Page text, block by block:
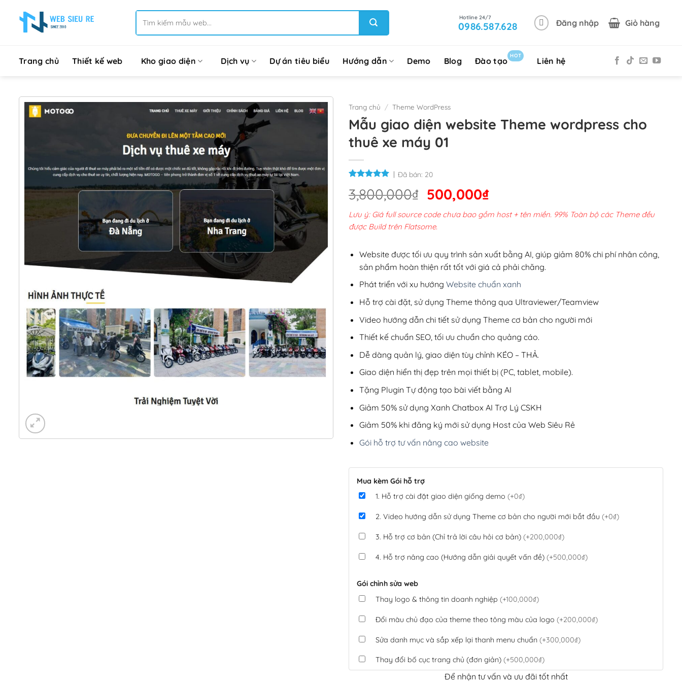
kiếm:
0986.587.628 Đăng nhập Giỏ hàng
Trang chủ Thiết kế web Kho giao diện Dịch vụ Dự án tiêu biểu Hướng dẫn Demo Blog Đào tạo
HOT
Liên hệ
Trang chủ / Theme WordPress
Mẫu giao diện website Theme wordpress cho
thuê xe máy 01
Đã bán: 20
3,800,000₫ Giá
gốc
là:
500,000₫Giá
hiện
tại
500,000₫.
Lưu ý: Giá full source code chưa bao gồm host + tên miền. 99% Toàn bộ các Theme đều
được Build trên Flatsome.
Website được tối ưu quy trình sản xuất bằng AI, giúp giảm 80% chi phí nhân công,
sản phẩm hoàn thiện rất tốt với giá cả phải chăng.
Phát triển với xu hướng Website chuẩn xanh
Hỗ trợ cài đặt, sử dụng Theme thông qua Ultraviewer/Teamview
Video hướng dẫn chi tiết sử dụng Theme cơ bản cho người mới
Thiết kế chuẩn SEO, tối ưu chuẩn cho quảng cáo.
Dễ dàng quản lý, giao diện tùy chỉnh KÉO – THẢ.
Giao diện hiển thị đẹp trên mọi thiết bị (PC, tablet, mobile).
Tặng Plugin Tự động tạo bài viết bằng AI
Giảm 50% sử dụng Xanh Chatbox AI Trợ Lý CSKH
Giảm 50% khi đăng ký mới sử dụng Host của Web Siêu Rẻ
Gói hỗ trợ tư vấn nâng cao website
Mua kèm Gói hỗ trợ
1. Hỗ trợ cài đặt giao diện giống demo (+0₫)
2. Video hướng dẫn sử dụng Theme cơ bản cho người mới bắt đầu (+0₫)
3. Hỗ trợ cơ bản (Chỉ trả lời câu hỏi cơ bản) (+200,000₫)
4. Hỗ trợ nâng cao (Hướng dẫn giải quyết vấn đề) (+500,000₫)
Gói chỉnh sửa web
Thay logo & thông tin doanh nghiệp (+100,000₫)
Đổi màu chủ đạo của theme theo tông màu của logo (+200,000₫)
Sửa danh mục và sắp xếp lại thanh menu chuẩn (+300,000₫)
Thay đổi bố cục trang chủ (đơn giản) (+500,000₫)
Tích hợp thanh toán QR Code ngân hàng(+100,000₫)
Để nhận tư vấn và ưu đãi tốt nhất